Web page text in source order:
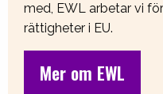
med, EWL arbetar vi
rättigheter i EU.
Mer om EWL